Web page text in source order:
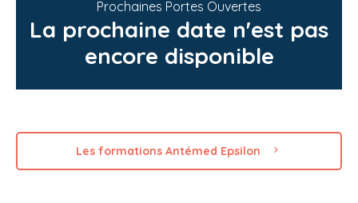
Prochaines Portes Ouvertes
La prochaine date n'est pas
encore disponible
Les formations Antémed Epsilon